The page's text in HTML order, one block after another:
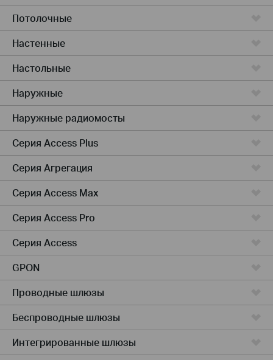
Потолочные
Настенные
Настольные
Наружные
Наружные радиомосты
Серия Access Plus
Серия Агрегация
Серия Access Max
Серия Access Pro
Серия Access
GPON
Проводные шлюзы
Беспроводные шлюзы
Интегрированные шлюзы